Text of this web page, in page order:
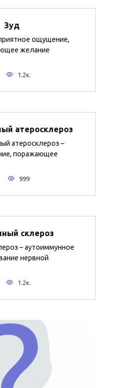
Зуд
ощущение,
желание
1.2к.
атеросклероз
атеросклероз –
поражающее
999
склероз
– аутоиммунное
нервной
1.2к.